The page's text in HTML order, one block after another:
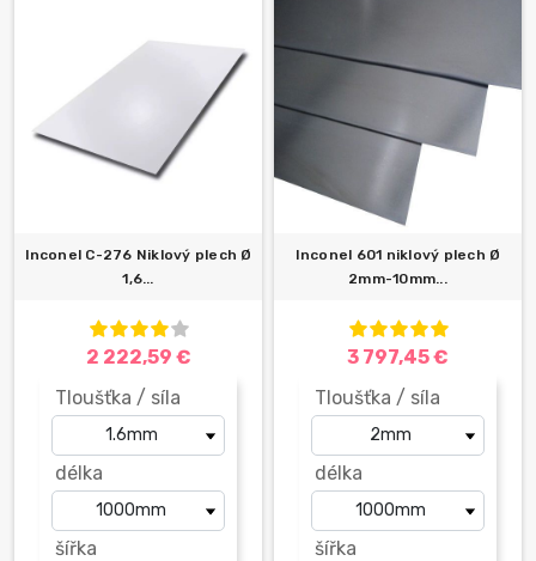
Inconel C-276 Niklový plech Ø
1,6...
2 222,59 €
Tloušťka / síla
délka
šířka
Inconel 601 niklový plech Ø
2mm-10mm...
3 797,45 €
Tloušťka / síla
délka
šířka